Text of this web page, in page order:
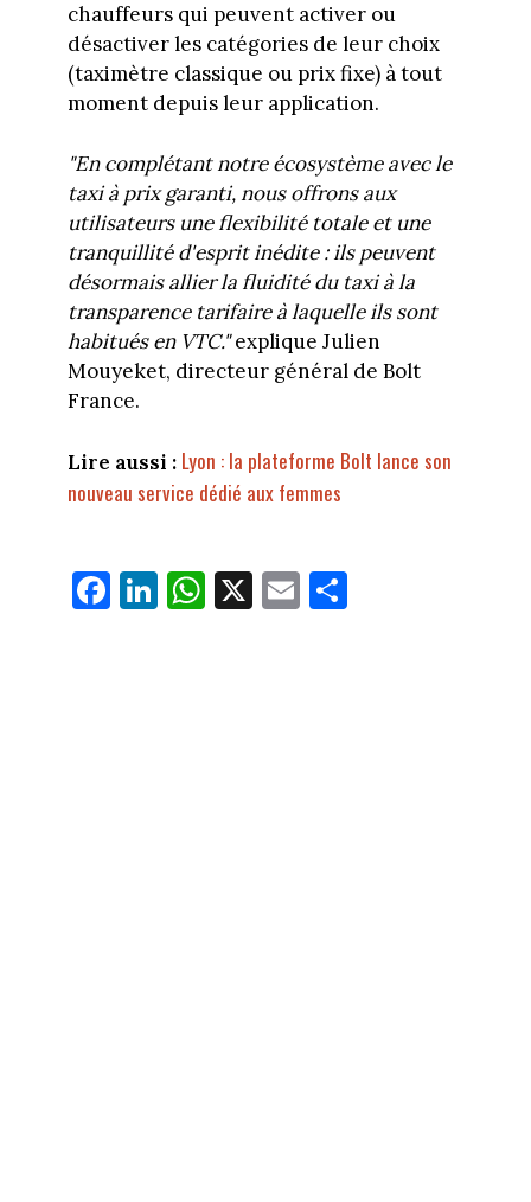
chauffeurs qui peuvent activer ou
désactiver les catégories de leur choix
(taximètre classique ou prix fixe) à tout
moment depuis leur application.
"En complétant notre écosystème avec le
taxi à prix garanti, nous offrons aux
utilisateurs une flexibilité totale et une
tranquillité d'esprit inédite : ils peuvent
désormais allier la fluidité du taxi à la
transparence tarifaire à laquelle ils sont
habitués en VTC."explique Julien
Mouyeket, directeur général de Bolt
France.
Lire aussi : Lyon : la plateforme Bolt lance son
nouveau service dédié aux femmes
Fa
ce
Li
nk
W
ha
X E
m
Pa
rt